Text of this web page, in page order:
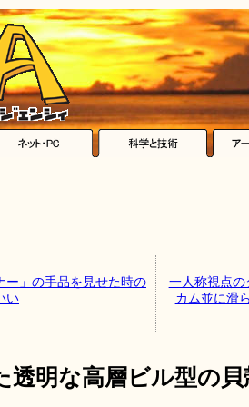
ー」の手品を見せた時の
い
一人称視点の
カム並に滑
透明な高層ビル型の